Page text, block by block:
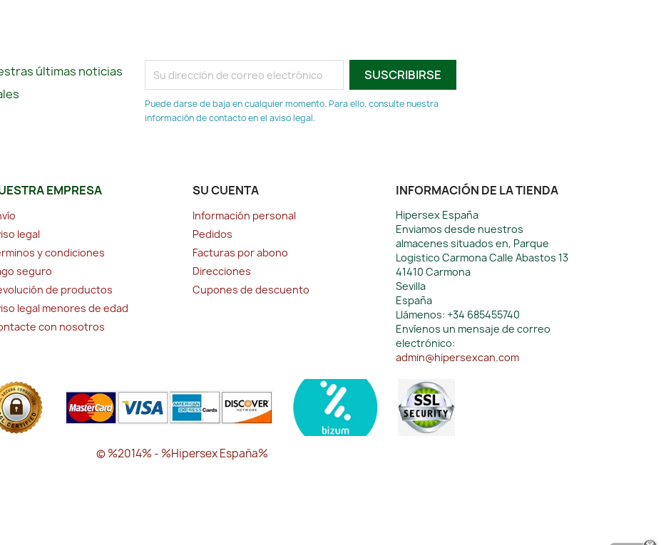
últimas noticias
Puede darse de baja en cualquier momento. Para ello, consulte nuestra
información de contacto en el aviso legal.
EMPRESA
legal
y condiciones
seguro
de productos
legal menores de edad
con nosotros
SU CUENTA
Información personal
Pedidos
Facturas por abono
Direcciones
Cupones de descuento
INFORMACIÓN DE LA TIENDA
Hipersex España
Enviamos desde nuestros
almacenes situados en, Parque
Logistico Carmona Calle Abastos 13
41410 Carmona
Sevilla
España
Llámenos: +34 685455740
Envíenos un mensaje de correo
electrónico:
admin@hipersexcan.com
© %2014% - %Hipersex España%